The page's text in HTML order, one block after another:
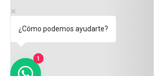
¿Cómo podemos ayudarte?
1